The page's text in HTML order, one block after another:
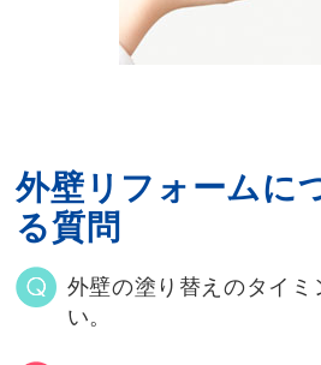
外壁リフォームに
る質問
外壁の塗り替えのタイミ
い。